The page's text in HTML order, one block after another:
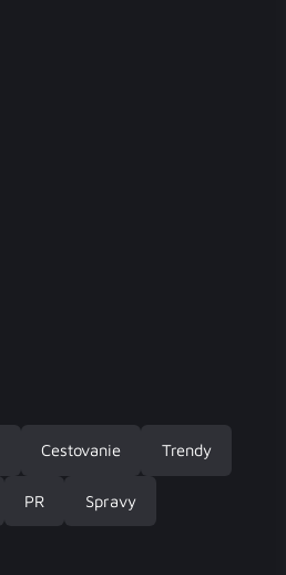
Cestovanie Trendy
PR Spravy